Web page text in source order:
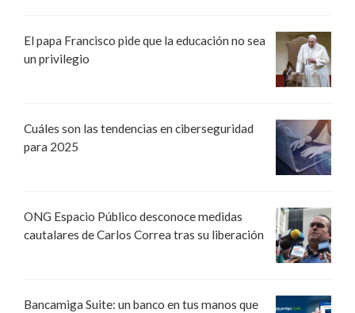
El papa Francisco pide que la educación no sea
un privilegio
Cuáles son las tendencias en ciberseguridad
para 2025
ONG Espacio Público desconoce medidas
cautalares de Carlos Correa tras su liberación
Bancamiga Suite: un banco en tus manos que